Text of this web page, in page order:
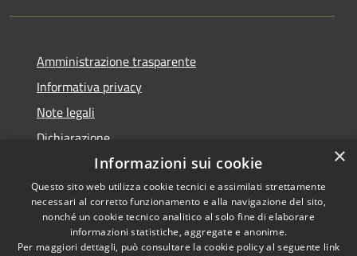
Amministrazione trasparente
Informativa privacy
Note legali
Dichiarazione
di accessibilità
Copyright © 2026 • Comune di
×
Informazioni sui cookie
Questo sito web utilizza cookie tecnici e assimilati strettamente
necessari al corretto funzionamento e alla navigazione del sito,
nonché un cookie tecnico analitico al solo fine di elaborare
informazioni statistiche, aggregate e anonime.
Per maggiori dettagli, può consultare la cookie policy al seguente link